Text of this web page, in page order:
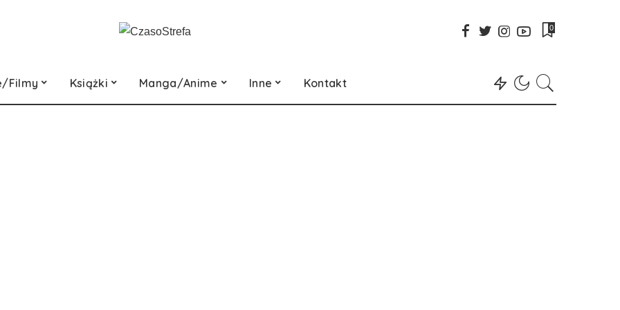
0
Filmy Książki Manga/Anime Inne Kontakt